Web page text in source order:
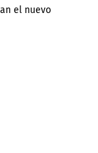
el nuevo